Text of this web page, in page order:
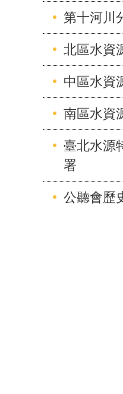
第十河川
北區水資
中區水資
南區水資
臺北水源
署
公聽會歷